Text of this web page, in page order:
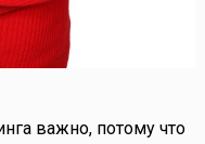
важно, потому что